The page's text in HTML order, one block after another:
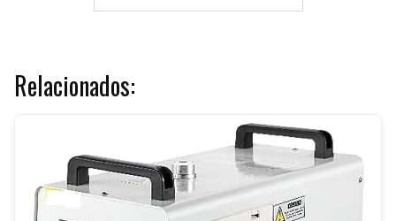
Relacionados: